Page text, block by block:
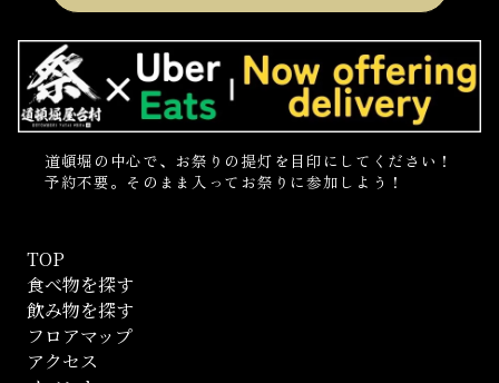
道頓堀の中心で、お祭りの提灯を目印にしてください！
予約不要。そのまま入ってお祭りに参加しよう！
TOP
食べ物を探す
飲み物を探す
フロアマップ
アクセス